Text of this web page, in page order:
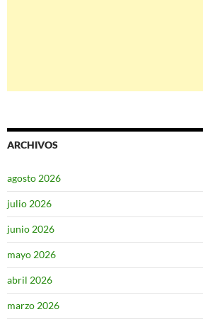
ARCHIVOS
agosto 2026
julio 2026
junio 2026
mayo 2026
abril 2026
marzo 2026